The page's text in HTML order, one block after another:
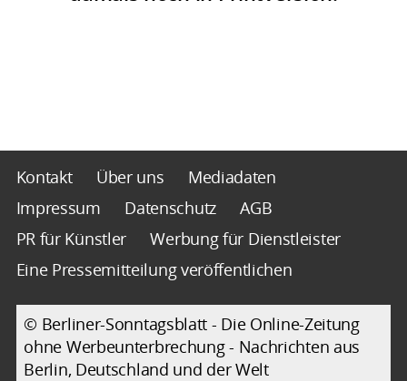
Kontakt Über uns
Mediadaten
Impressum
Datenschutz
AGB
PR für Künstler
Werbung für Dienstleister
Eine Pressemitteilung veröffentlichen
© Berliner-Sonntagsblatt - Die Online-Zeitung
ohne Werbeunterbrechung - Nachrichten aus
Berlin, Deutschland und der Welt